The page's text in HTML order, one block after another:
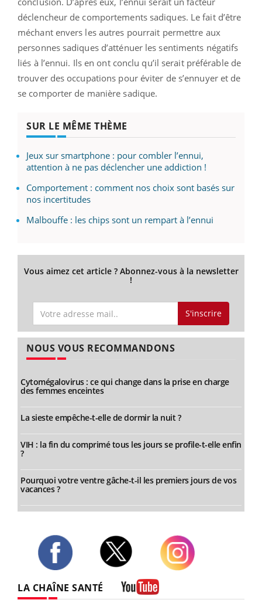
déclencheur de comportements sadiques. Le fait d’être
méchant envers les autres pourrait permettre aux
personnes sadiques d’atténuer les sentiments négatifs
liés à l’ennui. Ils en ont conclu qu’il serait préférable de
trouver des occupations pour éviter de s’ennuyer et de
se comporter de manière sadique.
SUR LE MÊME THÈME
Jeux sur smartphone : pour combler l’ennui,
attention à ne pas déclencher une addiction !
Comportement : comment nos choix sont basés sur
nos incertitudes
Malbouffe : les chips sont un rempart à l’ennui
Vous aimez cet article ? Abonnez-vous à la newsletter
!
S'inscrire
NOUS VOUS RECOMMANDONS
Cytomégalovirus : ce qui change dans la prise en charge
des femmes enceintes
La sieste empêche-t-elle de dormir la nuit ?
VIH : la fin du comprimé tous les jours se profile-t-elle enfin
?
Pourquoi votre ventre gâche-t-il les premiers jours de vos
vacances ?
LA CHAÎNE SANTÉ